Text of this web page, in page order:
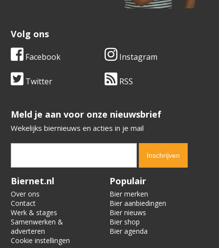
Volg ons
Facebook Instagram
Twitter RSS
​​​​​​​Meld je aan voor onze nieuwsbrief
Wekelijks biernieuws en acties in je mail
Verification code:
Biernet.nl
Over ons
Contact
Werk & stages
Samenwerken &
adverteren
Cookie instellingen
Populair
Bier merken
Bier aanbiedingen
Bier nieuws
Bier shop
Bier agenda